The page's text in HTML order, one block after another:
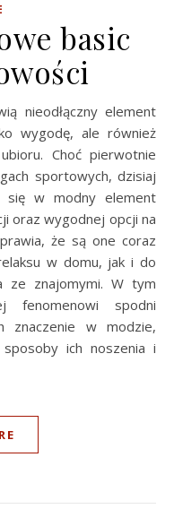
basic
nieodłączny element
wygodę, ale również
Choć pierwotnie
sportowych, dzisiaj
się w modny element
oraz wygodnej opcji na
że są one coraz
w domu, jak i do
ze znajomymi. W tym
fenomenowi spodni
znaczenie w modzie,
ich noszenia i